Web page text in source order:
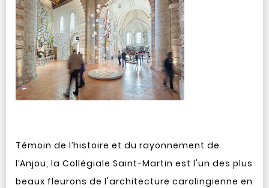
Témoin de l’histoire et du rayonnement de
l’Anjou, la Collégiale Saint-Martin est l'un des plus
beaux fleurons de l'architecture carolingienne en